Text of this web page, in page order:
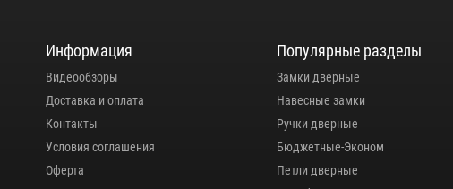
Информация
Видеообзоры
Доставка и оплата
Контакты
Условия соглашения
Оферта
Популярные разделы
Замки дверные
Навесные замки
Ручки дверные
Бюджетные-Эконом
Петли дверные